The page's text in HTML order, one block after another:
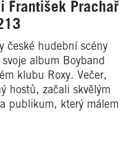
František Prachař
české hudební scény
album Boyband
klubu Roxy. Večer,
hostů, začali skvělým
publikum, který málem